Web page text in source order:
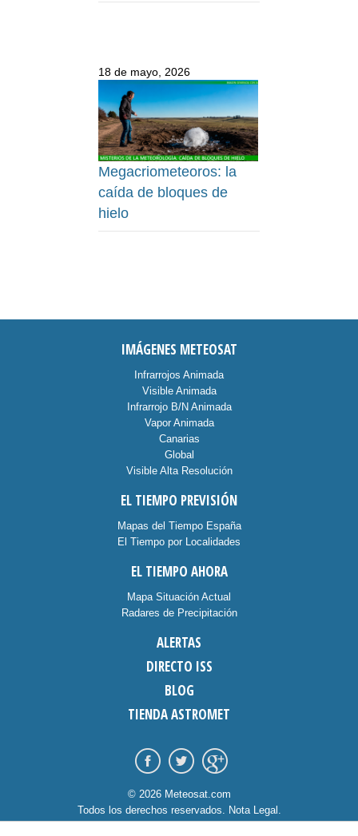
18 de mayo, 2026
Megacriometeoros: la
caída de bloques de
hielo
IMÁGENES METEOSAT
Infrarrojos Animada
Visible Animada
Infrarrojo B/N Animada
Vapor Animada
Canarias
Global
Visible Alta Resolución
EL TIEMPO PREVISIÓN
Mapas del Tiempo España
El Tiempo por Localidades
EL TIEMPO AHORA
Mapa Situación Actual
Radares de Precipitación
ALERTAS
DIRECTO ISS
BLOG
TIENDA ASTROMET
© 2026 Meteosat.com
Todos los derechos reservados. Nota Legal .